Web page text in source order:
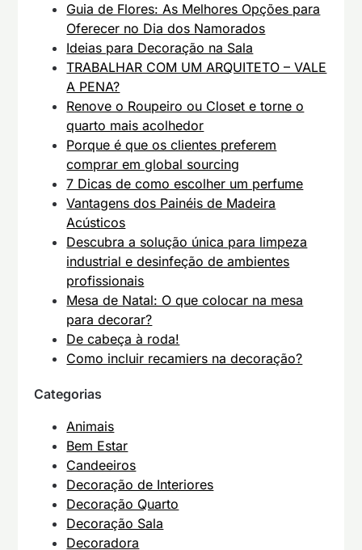
Guia de Flores: As Melhores Opções para
Oferecer no Dia dos Namorados
Ideias para Decoração na Sala
TRABALHAR COM UM ARQUITETO – VALE
A PENA?
Renove o Roupeiro ou Closet e torne o
quarto mais acolhedor
Porque é que os clientes preferem
comprar em global sourcing
7 Dicas de como escolher um perfume
Vantagens dos Painéis de Madeira
Acústicos
Descubra a solução única para limpeza
industrial e desinfeção de ambientes
profissionais
Mesa de Natal: O que colocar na mesa
para decorar?
De cabeça à roda!
Como incluir recamiers na decoração?
Categorias
Animais
Bem Estar
Candeeiros
Decoração de Interiores
Decoração Quarto
Decoração Sala
Decoradora